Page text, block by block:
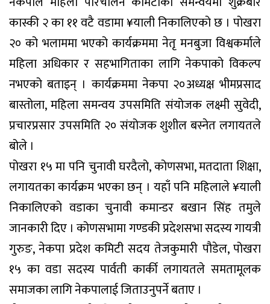
कास्की २ का ११ वटै वडामा ¥याली निकालिएको छ । पोखरा
२० को भलाममा भएको कार्यक्रममा नेतृ मनबुजा विश्वकर्माले
महिला अधिकार र सहभागिताका लागि नेकपाको विकल्प
नभएको बताइन् । कार्यक्रममा नेकपा २०अध्यक्ष भीमप्रसाद
बास्तोला, महिला समन्वय उपसमिति संयोजक लक्ष्मी सुवेदी,
प्रचारप्रसार उपसमिति २० संयोजक शुशील बस्नेत लगायतले
बोले ।
पोखरा १५ मा पनि चुनावी घरदैलो, कोणसभा, मतदाता शिक्षा,
लगायतका कार्यक्रम भएका छन् । यहाँ पनि महिलाले ¥याली
निकालिएको वडाका चुनावी कमान्डर बखान सिंह तमुले
जानकारी दिए । कोणसभामा गण्डकी प्रदेशसभा सदस्य गायत्री
गुरुङ, नेकपा प्रदेश कमिटी सदय तेजकुमारी पौडेल, पोखरा
१५ का वडा सदस्य पार्वती कार्की लगायतले समतामूलक
समाजका लागि नेकपालाई जिताउनुपर्ने बताए ।